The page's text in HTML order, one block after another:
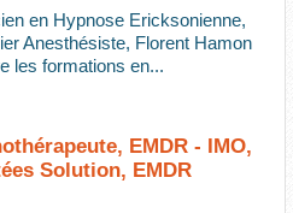
en Hypnose Ericksonienne,
Anesthésiste, Florent Hamon
les formations en...
EMDR - IMO,
Solution, EMDR